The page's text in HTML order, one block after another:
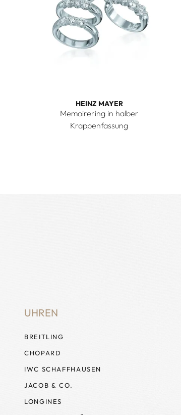
HEINZ MAYER
Memoirering in halber
Krappenfassung
UHREN
BREITLING
CHOPARD
IWC SCHAFFHAUSEN
JACOB & CO.
LONGINES